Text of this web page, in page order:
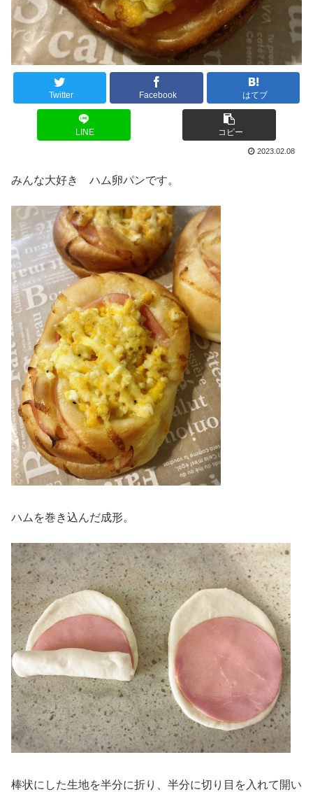
Twitter Facebook はてブ
LINE コピー
2023.02.08
みんな大好き ハム卵パンです。
ハムを巻き込んだ成形。
棒状にした生地を半分に折り、半分に切り目を入れて開い